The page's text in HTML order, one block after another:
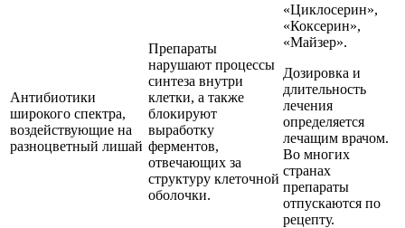
Антибиотики
широкого спектра,
воздействующие на
разноцветный лишай
Препараты
нарушают процессы
синтеза внутри
клетки, а также
блокируют
выработку
ферментов,
отвечающих за
структуру клеточной
оболочки.
«Циклосерин»,
«Коксерин»,
«Майзер».
Дозировка и
длительность
лечения
определяется
лечащим врачом.
Во многих
странах
препараты
отпускаются по
рецепту.